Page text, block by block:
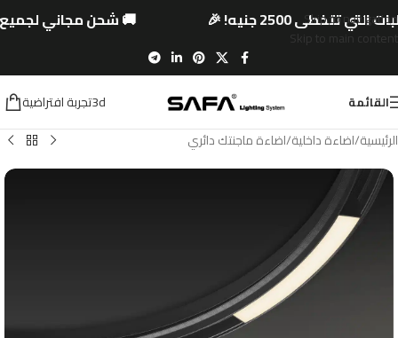
🚚 شحن مجاني لجميع تتخطى 2500 جنيه! 🎉
Skip to navigation
Skip to main content
القائمة
3dتجربة افتراضية
الرئيسية/اضاءة داخلية/اضاءة ماجنتك دائري